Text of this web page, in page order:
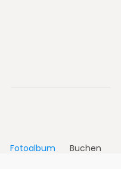
Fotoalbum Buchen